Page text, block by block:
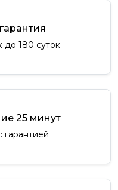
до 180 суток
25 минут